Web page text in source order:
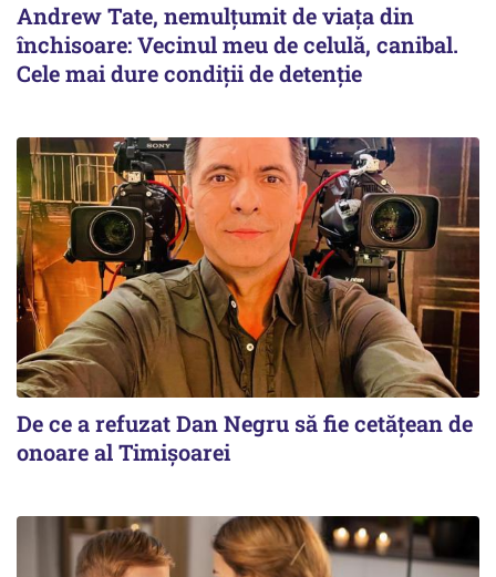
Andrew Tate, nemulțumit de viața din
închisoare: Vecinul meu de celulă, canibal.
Cele mai dure condiții de detenție
De ce a refuzat Dan Negru să fie cetățean de
onoare al Timișoarei